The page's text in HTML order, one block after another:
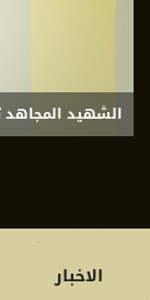
الشهيد المجاهد
الاخبار